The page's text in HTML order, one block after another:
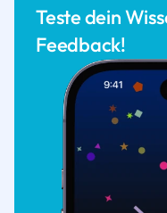
Teste dein
Feedback!